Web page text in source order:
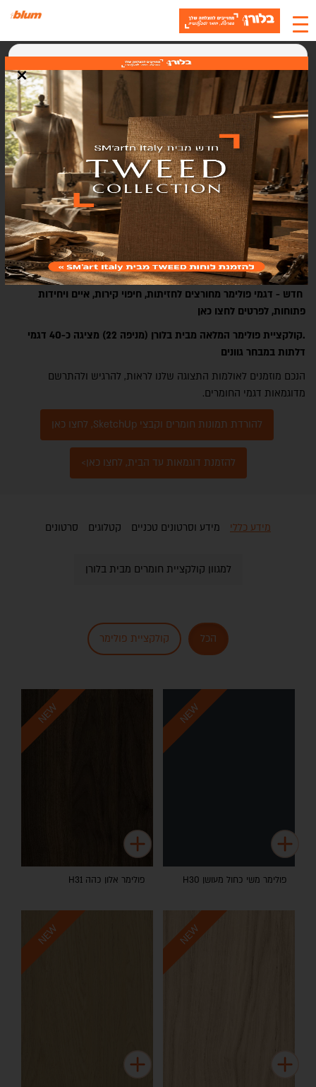
× האתר משתמש בעוגיות
אנחנו משתמשים בעוגיות (Cookies) כדי לשפר את חוויית המשתמש, לנתח
תנועה ולתמוך בתוכן ושירותים. בלחיצה על "אישור" אתם מסכימים לשימוש
בעוגיות.
סגירה
קולקציית פולימר
הפולימר משרת בעיקר את חובבי הסגנון הכפרי והפרובנס - אין כמו
דלתות חרוטות בגוון שמנתי כדי להעניק למטבח כולו מראה כפרי וחמים.
לפולימר מאפיינים ויתרונות רבים והוא החלופה האיכותית ביותר לצבע.
הפולימר של בלורן מביתRENOLITמיוצר בטכנולוגיה מתקדמת תוך
התאמה מדויקת לדלתות חלקות וחרוטות.
מרבית דגמי דלתות הפולימר של בלורן בנויים משתי שכבות MDF איכותי.
החריטה מתבצעת רק בשכבה העליונה, כך מקבלים גם שטח פנים חלק
וגם דלת יציבה. ההדבקה נעשית בדבק פוליאוריטני דק וחזק שאינו נפתח
ואינו משנה את פני השטח, כתוצאה מכך מתקבלת דלת במראה אחיד
וחלק וללא מראה תפוזי / שיערות.
חדש - דגמי פולימר מחורצים לחזיתות, חיפוי קירות, איים ויחידות
פתוחות, לפרטים לחצו כאן
.
קולקציית פולימר המלאה מבית בלורן (מניפה 22) מציגה כ-40 דגמי
דלתות במבחר גוונים
הנכם מוזמנים לאולמות התצוגה שלנו לראות, להרגיש ולהתרשם
מדוגמאות דגמי החומרים.
להורדת תמונות חומרים וקבצי SketchUp, לחצו כאן
להזמנת דוגמאות עד הבית, לחצו כאן>
מידע כללי מידע וסרטונים טכניים קטלוגים סרטונים
למגוון קולקציית חומרים מבית בלורן
הכל קולקציית פולימר
NEW
פולימר משי כחול מעושן H30
NEW
פולימר אלון כהה H31
NEW
NEW